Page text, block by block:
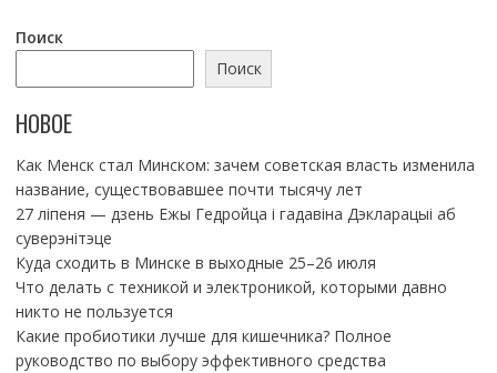
Поиск
Поиск
НОВОЕ
Как Менск стал Минском: зачем советская власть изменила
название, существовавшее почти тысячу лет
27 ліпеня — дзень Ежы Гедройца і гадавіна Дэкларацыі аб
суверэнітэце
Куда сходить в Минске в выходные 25–26 июля
Что делать с техникой и электроникой, которыми давно
никто не пользуется
Какие пробиотики лучше для кишечника? Полное
руководство по выбору эффективного средства